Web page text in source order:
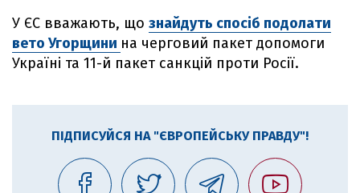
У ЄС вважають, що знайдуть спосіб подолати
вето Угорщини на черговий пакет допомоги
Україні та 11-й пакет санкцій проти Росії.
ПІДПИСУЙСЯ НА "ЄВРОПЕЙСЬКУ ПРАВДУ"!